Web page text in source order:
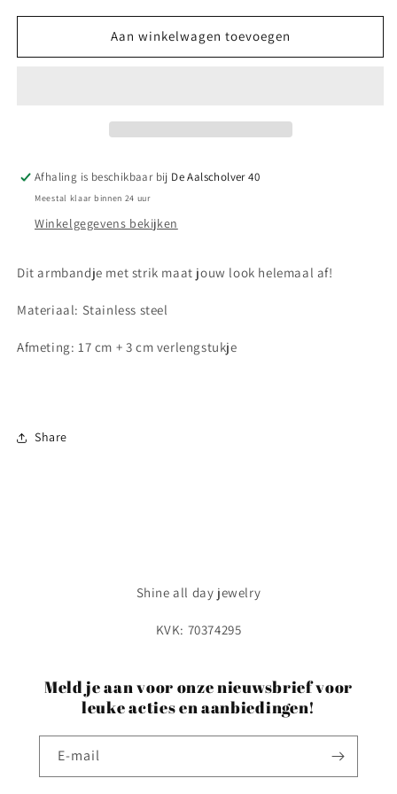
voor
diamond
voor
Armband
diamond
Aan winkelwagen toevoegen
Afhaling is beschikbaar bij De Aalscholver 40
Meestal klaar binnen 24 uur
Winkelgegevens bekijken
Dit armbandje met strik maat jouw look helemaal af!
Materiaal: Stainless steel
Afmeting: 17 cm + 3 cm verlengstukje
Share
Shine all day jewelry
KVK: 70374295
Meld je aan voor onze nieuwsbrief voor
leuke acties en aanbiedingen!
E‑mail